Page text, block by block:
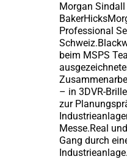
Morgan
Professional
beim MSPS
– in 3DVR-
zur
Messe.Real
Gang durch